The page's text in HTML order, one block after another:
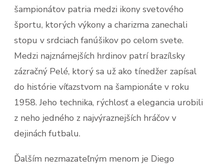
šampionátov patria medzi ikony svetového
športu, ktorých výkony a charizma zanechali
stopu v srdciach fanúšikov po celom svete.
Medzi najznámejších hrdinov patrí brazílsky
zázračný Pelé, ktorý sa už ako tínedžer zapísal
do histórie víťazstvom na šampionáte v roku
1958. Jeho technika, rýchlosť a elegancia urobili
z neho jedného z najvýraznejších hráčov v
dejinách futbalu.
Ďalším nezmazateľným menom je Diego